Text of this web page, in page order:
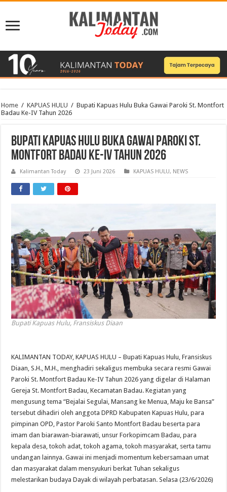
Home / KAPUAS HULU / Bupati Kapuas Hulu Buka Gawai Paroki St. Montfort
Badau Ke-IV Tahun 2026
Bupati Kapuas Hulu Buka Gawai Paroki St.
Montfort Badau Ke-IV Tahun 2026
Kalimantan Today 23 Juni 2026 KAPUAS HULU, NEWS
Bupati Kapuas Hulu, Fransiskus Diaan
KALIMANTAN TODAY, KAPUAS HULU – Bupati Kapuas Hulu, Fransiskus
Diaan, S.H., M.H., menghadiri sekaligus membuka secara resmi Gawai
Paroki St. Montfort Badau Ke-IV Tahun 2026 yang digelar di Halaman
Gereja St. Montfort Badau, Kecamatan Badau. Kegiatan yang
mengusung tema “Bejalai Segulai, Mansang ke Menua, Maju ke Bansa”
tersebut dihadiri oleh anggota DPRD Kabupaten Kapuas Hulu, para
pimpinan OPD, Pastor Paroki Santo Montfort Badau beserta para
imam dan biarawan-biarawati, unsur Forkopimcam Badau, para
kepala desa, tokoh adat, tokoh agama, tokoh masyarakat, serta tamu
undangan lainnya. Gawai ini menjadi momentum kebersamaan umat
dan masyarakat dalam mensyukuri berkat Tuhan sekaligus
melestarikan budaya Dayak di wilayah perbatasan. Selasa (23/6/2026)